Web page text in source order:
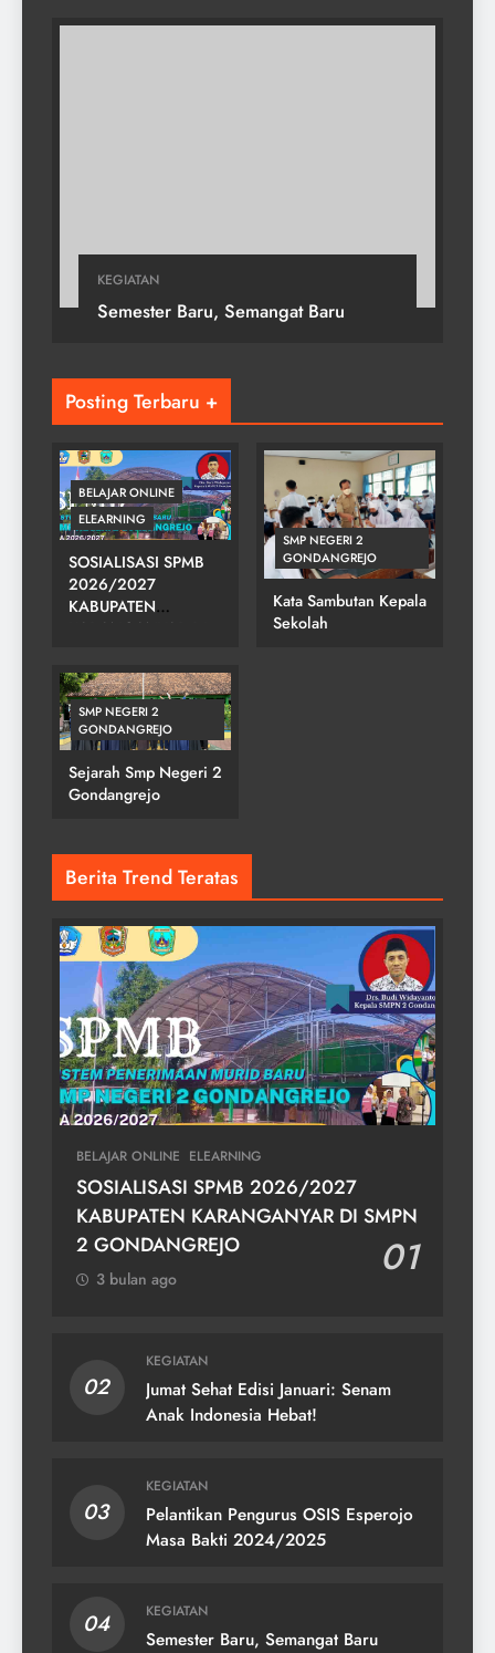
KEGIATAN
Semester Baru, Semangat Baru
Posting Terbaru +
BELAJAR ONLINE
ELEARNING
SOSIALISASI SPMB
2026/2027
KABUPATEN
KARANGANYAR DI
GONDANGREJO
SMP NEGERI 2
GONDANGREJO
Kata Sambutan Kepala
Sekolah
SMP NEGERI 2
GONDANGREJO
Sejarah Smp Negeri 2
Gondangrejo
Berita Trend Teratas
BELAJAR ONLINE ELEARNING
SOSIALISASI SPMB 2026/2027
KABUPATEN KARANGANYAR DI SMPN
2 GONDANGREJO
01
3 bulan ago
02
KEGIATAN
Jumat Sehat Edisi Januari: Senam
Anak Indonesia Hebat!
03
KEGIATAN
Pelantikan Pengurus OSIS Esperojo
Masa Bakti 2024/2025
04 KEGIATAN
Semester Baru, Semangat Baru